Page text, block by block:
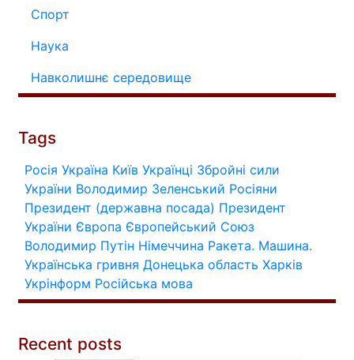
Спорт
Наука
Навколишнє середовище
Tags
Росія Україна Київ Українці Збройні сили
України Володимир Зеленський Росіяни
Президент (державна посада) Президент
України Європа Європейський Союз
Володимир Путін Німеччина Ракета. Машина.
Українська гривня Донецька область Харків
Укрінформ Російська мова
Recent posts